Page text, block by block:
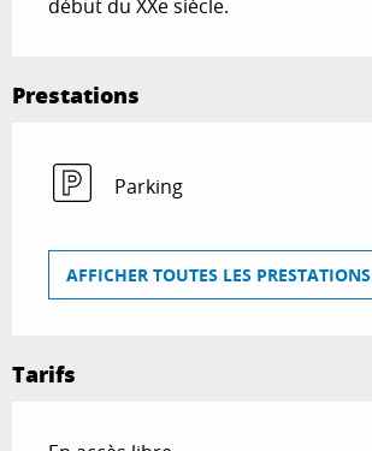
début du XXe siècle.
Prestations
Parking
AFFICHER TOUTES LES PRESTATIONS
Tarifs